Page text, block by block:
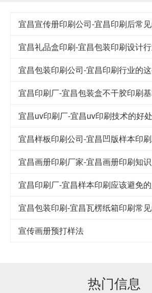
宜昌宣传册印刷公司-宜昌印刷后常
宜昌礼品盒印刷-宜昌包装印刷设计
宜昌包装印刷公司-宜昌印刷行业的
宜昌印刷厂-宜昌包装盒不干胶印刷
宜昌uv印刷厂-宜昌uv印刷技术的好处
宜昌样板印刷公司-宜昌凹版样本印
宜昌画册印刷厂家-宜昌画册印刷知
宜昌印刷厂-宜昌样本印刷应该避免
宜昌包装印刷-宜昌瓦楞纸箱印刷常
宣传画册预打样法
热门信息